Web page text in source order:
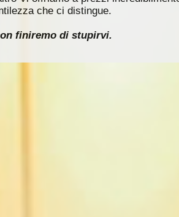
che ci distingue.
finiremo di stupirvi.